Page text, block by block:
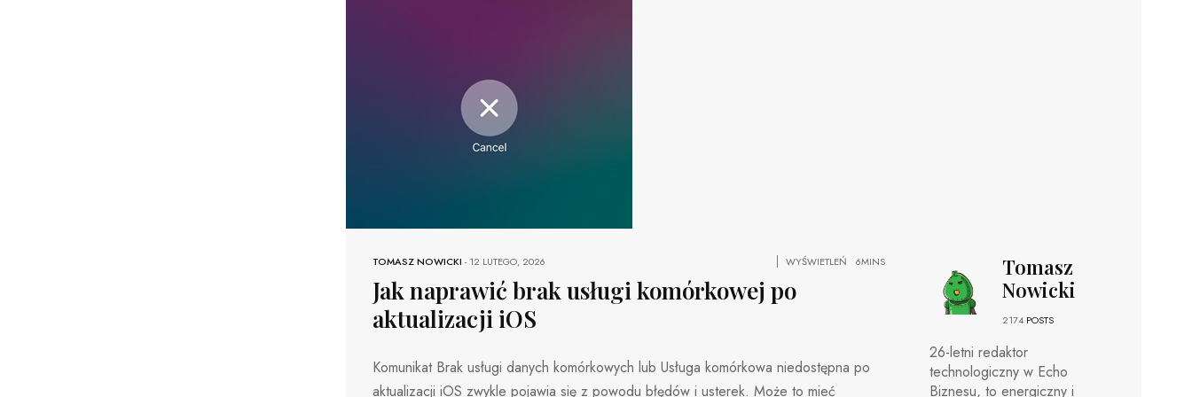
TOMASZ NOWICKI -12 LUTEGO, 2026 WYŚWIETLEŃ 6MINS
Jak naprawić brak usługi komórkowej po
aktualizacji iOS
Komunikat Brak usługi danych komórkowych lub Usługa komórkowa niedostępna po
aktualizacji iOS zwykle pojawia się z powodu błędów i usterek. Może to mieć
Tomasz
Nowicki
2174 POSTS
26-letni redaktor
technologiczny w Echo
Biznesu, to energiczny i